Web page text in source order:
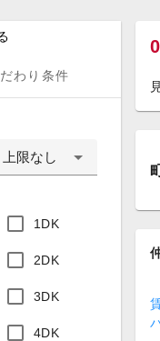
わり条件
上限なし
1DK
2DK
3DK
4DK
0